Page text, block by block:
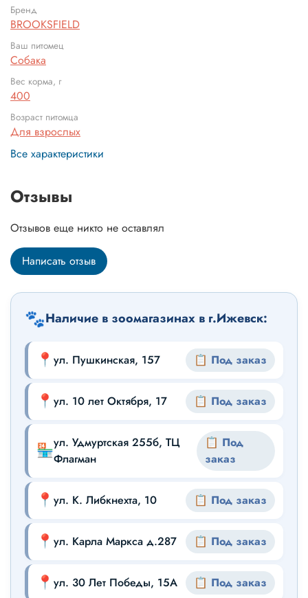
Бренд
BROOKSFIELD
Ваш питомец
Собака
Вес корма, г
400
Возраст питомца
Для взрослых
Все характеристики
Отзывы
Отзывов еще никто не оставлял
Написать отзыв
🐾Наличие в зоомагазинах в г.Ижевск:
📍 ул. Пушкинская, 157 📋 Под заказ
📍 ул. 10 лет Октября, 17 📋 Под заказ
🏪ул. Удмуртская 255б, ТЦ
Флагман
📋 Под
заказ
📍 ул. К. Либкнехта, 10 📋 Под заказ
📍 ул. Карла Маркса д.287 📋 Под заказ
📍 ул. 30 Лет Победы, 15А 📋 Под заказ